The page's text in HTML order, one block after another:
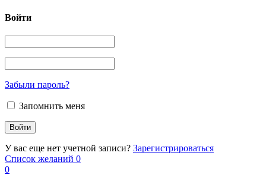
Войти
Забыли пароль?
Запомнить меня
У вас еще нет учетной записи? Зарегистрироваться
Список желаний 0
0